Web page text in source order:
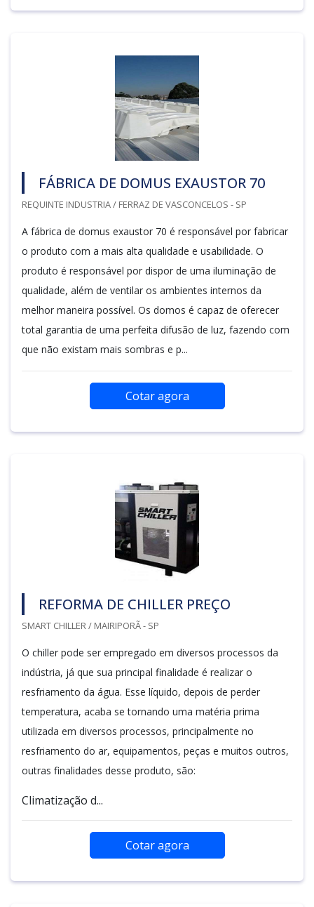
FÁBRICA DE DOMUS EXAUSTOR 70
REQUINTE INDUSTRIA / FERRAZ DE VASCONCELOS - SP
A fábrica de domus exaustor 70 é responsável por fabricar
o produto com a mais alta qualidade e usabilidade. O
produto é responsável por dispor de uma iluminação de
qualidade, além de ventilar os ambientes internos da
melhor maneira possível. Os domos é capaz de oferecer
total garantia de uma perfeita difusão de luz, fazendo com
que não existam mais sombras e p...
Cotar agora
REFORMA DE CHILLER PREÇO
SMART CHILLER / MAIRIPORÃ - SP
O chiller pode ser empregado em diversos processos da
indústria, já que sua principal finalidade é realizar o
resfriamento da água. Esse líquido, depois de perder
temperatura, acaba se tornando uma matéria prima
utilizada em diversos processos, principalmente no
resfriamento do ar, equipamentos, peças e muitos outros,
outras finalidades desse produto, são:
Climatização d...
Cotar agora